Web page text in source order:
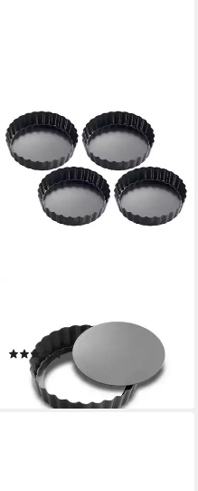
BAKE MINI rund 4er Set
(1)
ab 14,49 €
lieferbar - in 3-4 Werktagen bei dir